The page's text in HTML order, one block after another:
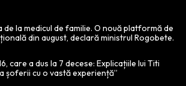
la medicul de familie. O nouă platformă de
din august, declară ministrul Rogobete.
care a dus la 7 decese: Explicațiile lui Titi
șoferii cu o vastă experiență”